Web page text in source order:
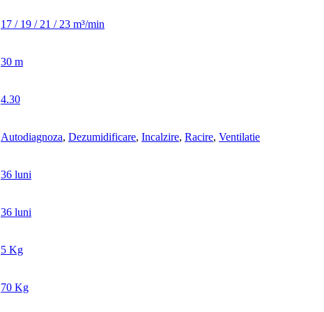
17 / 19 / 21 / 23 m³/min
30 m
4.30
Autodiagnoza, Dezumidificare, Incalzire, Racire, Ventilatie
36 luni
36 luni
5 Kg
70 Kg